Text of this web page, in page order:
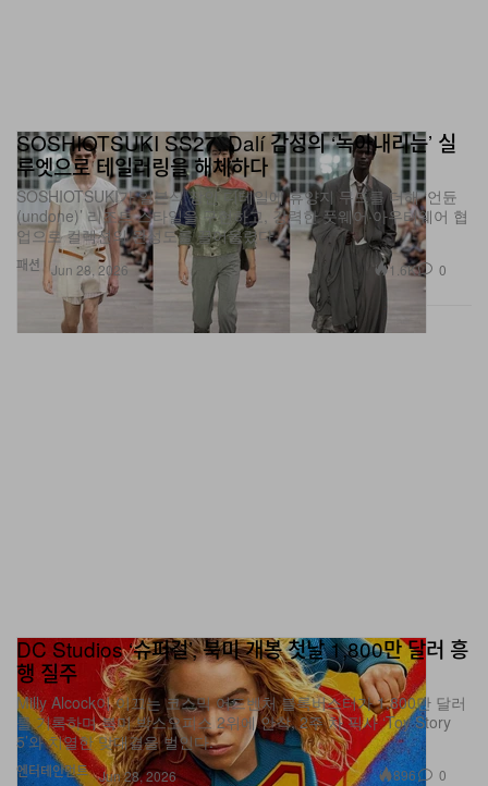
패션
SOSHIOTSUKI SS27, Dalí 감성의 ‘녹아내리는’ 실
루엣으로 테일러링을 해체하다
SOSHIOTSUKI가 일본식 장인 디테일에 휴양지 무드를 더해 ‘언듄
(undone)’ 리조트 스타일을 구현하고, 강력한 풋웨어·아우터웨어 협
업으로 컬렉션의 완성도를 끌어올렸다.
Jun 28, 2026 1.6K 0
엔터테인먼트
DC Studios ‘슈퍼걸’, 북미 개봉 첫날 1,800만 달러 흥
행 질주
Milly Alcock이 이끄는 코스믹 어드벤처 블록버스터가 1,800만 달러
를 기록하며 북미 박스오피스 2위에 안착, 2주 차 픽사 ‘Toy Story
5’와 치열한 맞대결을 벌인다.
Jun 28, 2026 896 0